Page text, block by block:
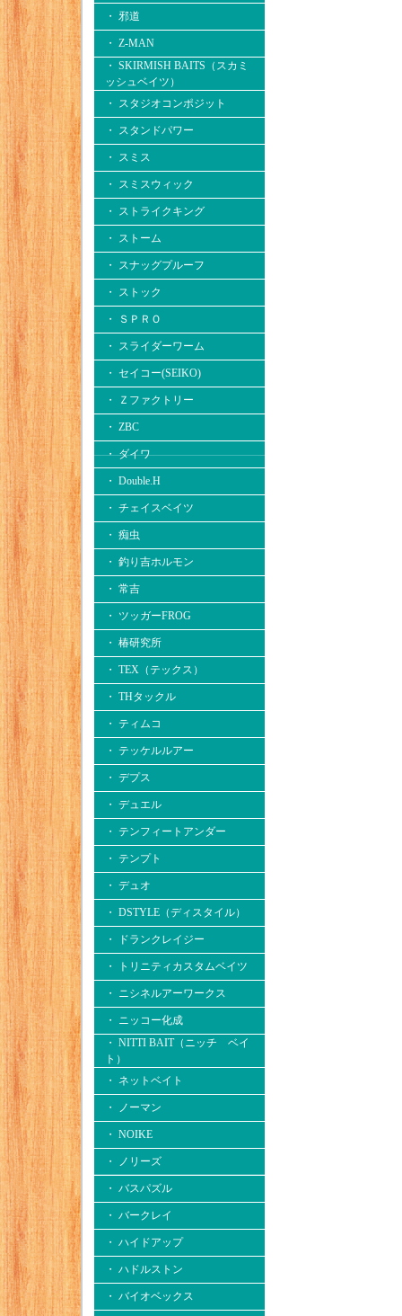
・ 邪道
・ Z-MAN
・ SKIRMISH BAITS（スカミ
ッシュベイツ）
・ スタジオコンポジット
・ スタンドパワー
・ スミス
・ スミスウィック
・ ストライクキング
・ ストーム
・ スナッグプルーフ
・ ストック
・ ＳＰＲＯ
・ スライダーワーム
・ セイコー(SEIKO)
・ Ｚファクトリー
・ ZBC
・ ダイワ
・ Double.H
・ チェイスベイツ
・ 痴虫
・ 釣り吉ホルモン
・ 常吉
・ ツッガーFROG
・ 椿研究所
・ TEX（テックス）
・ THタックル
・ ティムコ
・ テッケルルアー
・ デプス
・ デュエル
・ テンフィートアンダー
・ テンプト
・ デュオ
・ DSTYLE（ディスタイル）
・ ドランクレイジー
・ トリニティカスタムベイツ
・ ニシネルアーワークス
・ ニッコー化成
・ NITTI BAIT（ニッチ ベイ
ト）
・ ネットベイト
・ ノーマン
・ NOIKE
・ ノリーズ
・ バスパズル
・ バークレイ
・ ハイドアップ
・ ハドルストン
・ バイオベックス